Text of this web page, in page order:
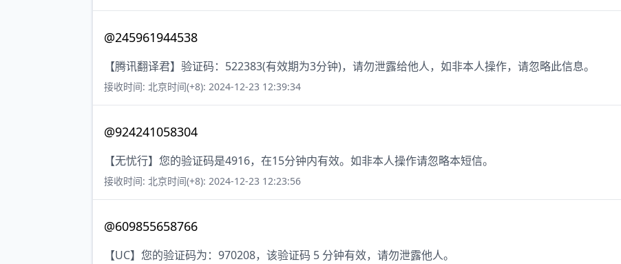
@245961944538
【腾讯翻译君】验证码：522383(有效期为3分钟)，请勿泄露给他人，如非本人操作，请忽略此信息。
接收时间: 北京时间(+8): 2024-12-23 12:39:34
@924241058304
【无忧行】您的验证码是4916，在15分钟内有效。如非本人操作请忽略本短信。
接收时间: 北京时间(+8): 2024-12-23 12:23:56
@609855658766
【UC】您的验证码为：970208，该验证码 5 分钟有效，请勿泄露他人。